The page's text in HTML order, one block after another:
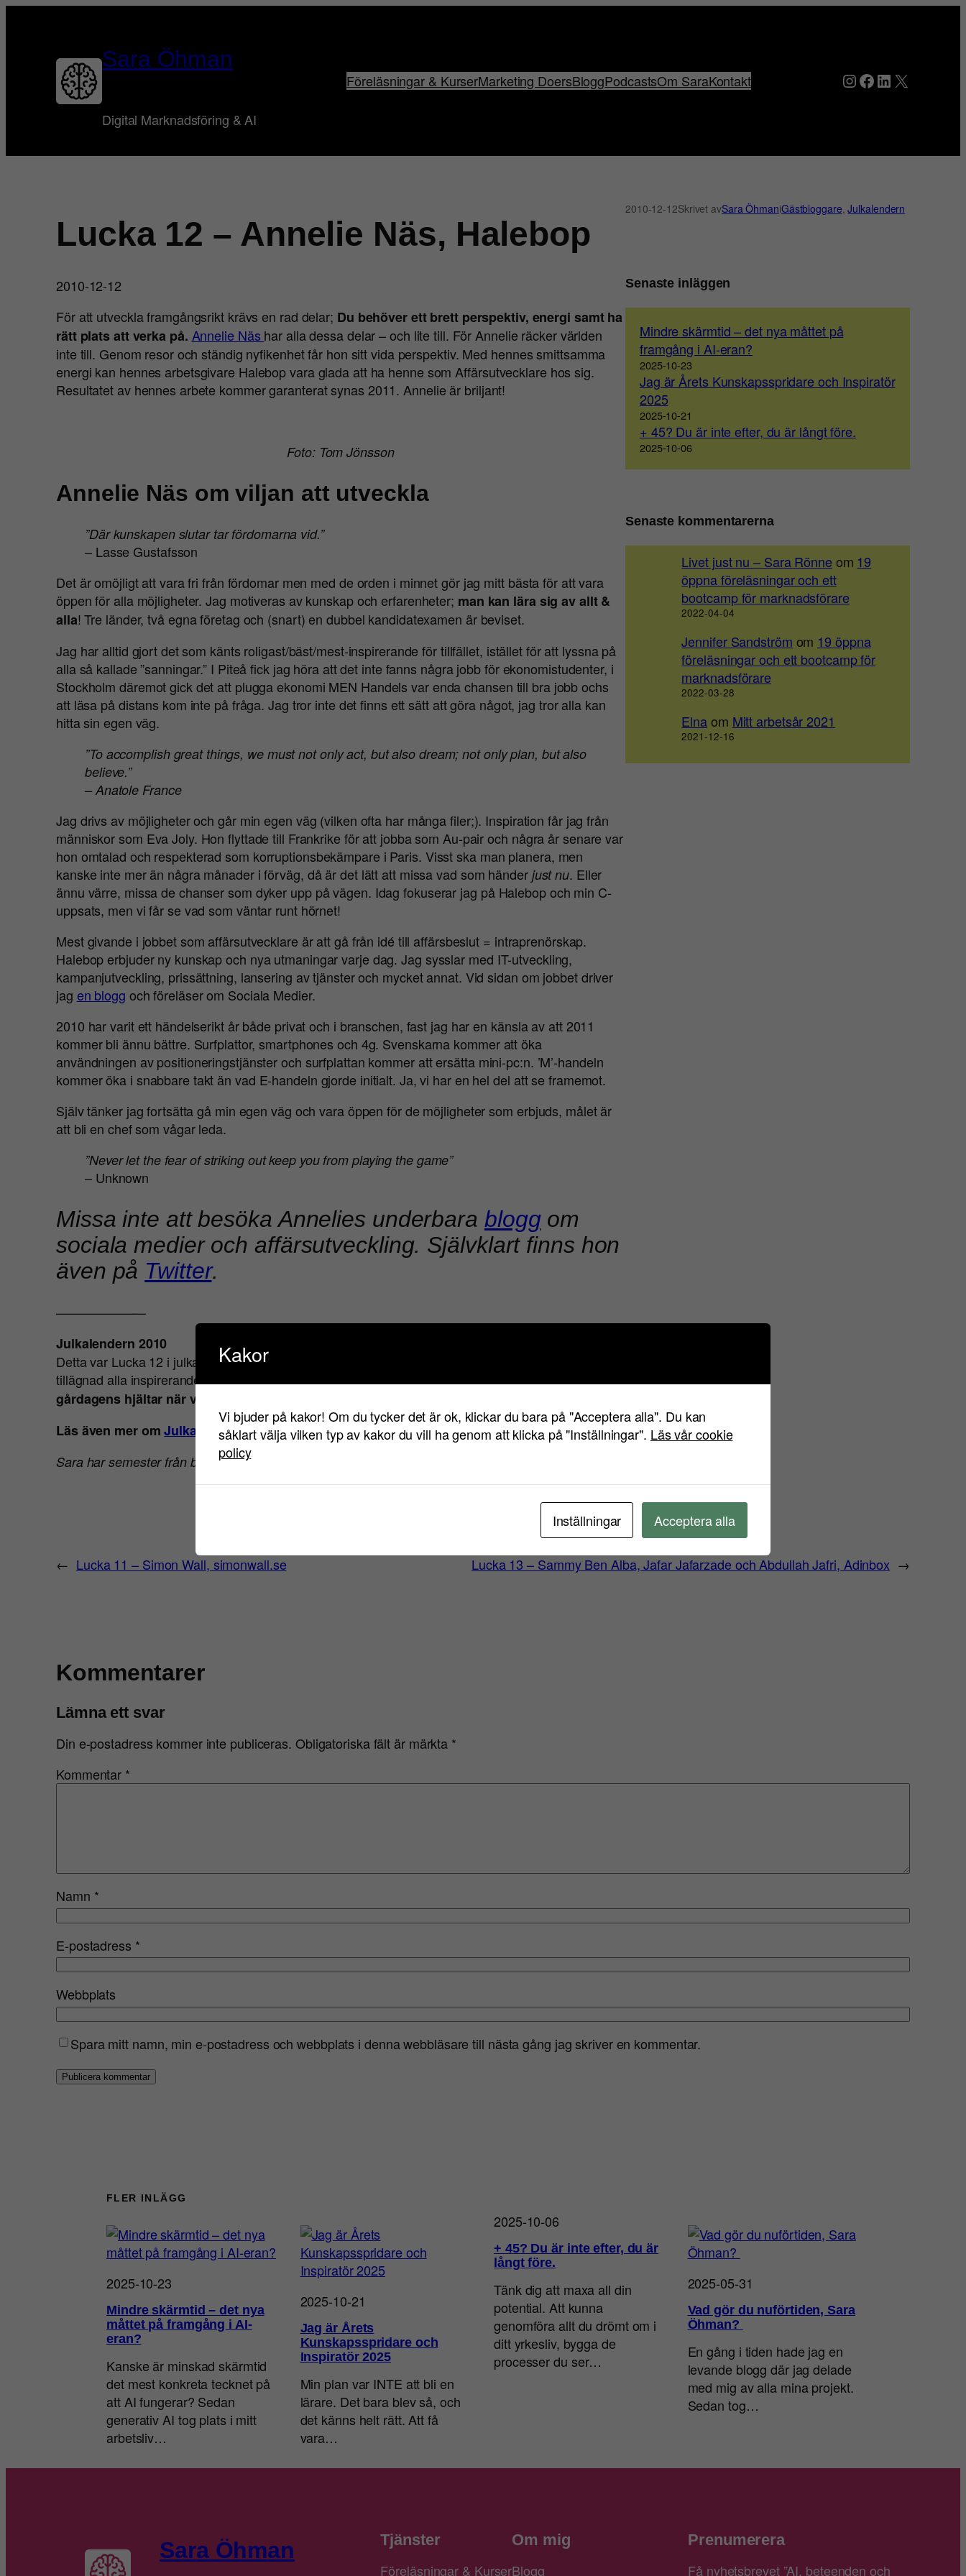
Sara Öhman
Digital Marknadsföring & AI
Föreläsningar & KurserMarketing DoersBloggPodcastsOm SaraKontakt Instagram
Facebook
LinkedIn
X
Lucka 12 – Annelie Näs, Halebop
2010-12-12
För att utveckla framgångsrikt krävs en rad delar; Du behöver ett brett perspektiv, energi samt ha
rätt plats att verka på. Annelie Näs har alla dessa delar – och lite till. För Annelie räcker världen
inte till. Genom resor och ständig nyfikenhet får hon sitt vida perspektiv. Med hennes smittsamma
energi kan hennes arbetsgivare Halebop vara glada att ha henne som Affärsutvecklare hos sig.
Resultatet av hennes arbete kommer garanterat synas 2011. Annelie är briljant!
Foto: Tom Jönsson
Annelie Näs om viljan att utveckla
”Där kunskapen slutar tar fördomarna vid.”
– Lasse Gustafsson
Det är omöjligt att vara fri från fördomar men med de orden i minnet gör jag mitt bästa för att vara
öppen för alla möjligheter. Jag motiveras av kunskap och erfarenheter; man kan lära sig av allt &
alla! Tre länder, två egna företag och (snart) en dubbel kandidatexamen är beviset.
Jag har alltid gjort det som känts roligast/bäst/mest-inspirerande för tillfället, istället för att lyssna på
alla så kallade ”sanningar.” I Piteå fick jag höra att det inte fanns några jobb för ekonomistudenter, i
Stockholm däremot gick det att plugga ekonomi MEN Handels var enda chansen till bra jobb ochs
att läsa på distans kom inte på fråga. Jag tror inte det finns ett sätt att göra något, jag tror alla kan
hitta sin egen väg.
”To accomplish great things, we must not only act, but also dream; not only plan, but also
believe.”
– Anatole France
Jag drivs av möjligheter och går min egen väg (vilken ofta har många filer;). Inspiration får jag från
människor som Eva Joly. Hon flyttade till Frankrike för att jobba som Au-pair och några år senare var
hon omtalad och respekterad som korruptionsbekämpare i Paris. Visst ska man planera, men
kanske inte mer än några månader i förväg, då är det lätt att missa vad som händer just nu. Eller
ännu värre, missa de chanser som dyker upp på vägen. Idag fokuserar jag på Halebop och min C-
uppsats, men vi får se vad som väntar runt hörnet!
Mest givande i jobbet som affärsutvecklare är att gå från idé till affärsbeslut = intraprenörskap.
Halebop erbjuder ny kunskap och nya utmaningar varje dag. Jag sysslar med IT-utveckling,
kampanjutveckling, prissättning, lansering av tjänster och mycket annat. Vid sidan om jobbet driver
jag en blogg och föreläser om Sociala Medier.
2010 har varit ett händelserikt år både privat och i branschen, fast jag har en känsla av att 2011
kommer bli ännu bättre. Surfplattor, smartphones och 4g. Svenskarna kommer att öka
användningen av positioneringstjänster och surfplattan kommer att ersätta mini-pc:n. ’M’-handeln
kommer öka i snabbare takt än vad E-handeln gjorde initialt. Ja, vi har en hel del att se framemot.
Själv tänker jag fortsätta gå min egen väg och vara öppen för de möjligheter som erbjuds, målet är
att bli en chef som vågar leda.
”Never let the fear of striking out keep you from playing the game”
– Unknown
Missa inte att besöka Annelies underbara bloggom
sociala medier och affärsutveckling. Självklart finns hon
även på Twitter.
———————
Julkalendern 2010
Detta var Lucka 12 i julkalendern som du kommer kunna följa här i december. Denna julkalender är
tillägnad alla inspirerande rookies som kommer att bli riktiga stjärnskott 2011. Varför diskutera
gårdagens hjältar när vi kan spana in framtiden stjärnor?
Läs även mer omJulkalendern 2009– med temat Entreprenörskap
Sara har semester från bloggande. Följ henne på Twitter (@
2010-12-12Skrivet avSara ÖhmaniGästbloggare, Julkalendern
Senaste inläggen
Mindre skärmtid – det nya måttet på
framgång i AI-eran?
2025-10-23
Jag är Årets Kunskapsspridare och Inspiratör
2025
2025-10-21
+ 45? Du är inte efter, du är långt före.
2025-10-06
Senaste kommentarerna
Livet just nu – Sara Rönne om 19
öppna föreläsningar och ett
bootcamp för marknadsförare
2022-04-04
Jennifer Sandström om 19 öppna
föreläsningar och ett bootcamp för
marknadsförare
2022-03-28
Elnaom Mitt arbetsår 2021
2021-12-16
← Lucka 11 – Simon Wall, simonwall.se Lucka 13 – Sammy Ben Alba, Jafar Jafarzade och Abdullah Jafri, Adinbox →
Kommentarer
Lämna ett svar
Din e-postadress kommer inte publiceras. Obligatoriska fält är märkta *
Kommentar *
Namn *
E-postadress *
Webbplats
Spara mitt namn, min e-postadress och webbplats i denna webbläsare till nästa gång jag skriver en kommentar.
FLER INLÄGG
2025-10-23
Mindre skärmtid – det nya
måttet på framgång i AI-
eran?
Kanske är minskad skärmtid
det mest konkreta tecknet på
att AI fungerar? Sedan
generativ AI tog plats i mitt
arbetsliv…
2025-10-21
Jag är Årets
Kunskapsspridare och
Inspiratör 2025
Min plan var INTE att bli en
lärare. Det bara blev så, och
det känns helt rätt. Att få
vara…
2025-10-06
+ 45? Du är inte efter, du är
långt före.
Tänk dig att maxa all din
potential. Att kunna
genomföra allt du drömt om i
ditt yrkesliv, bygga de
processer du ser…
2025-05-31
Vad gör du nuförtiden, Sara
Öhman?
En gång i tiden hade jag en
levande blogg där jag delade
med mig av alla mina projekt.
Sedan tog…
Sara Öhman Tjänster
Föreläsningar & Kurser
Om mig
Blogg
Prenumerera
Få nyhetsbrevet ”AI, beteenden och
Kakor
Vi bjuder på kakor! Om du tycker det är ok, klickar du bara på "Acceptera alla". Du kan
såklart välja vilken typ av kakor du vill ha genom att klicka på "Inställningar". Läs vår cookie
policy
Inställningar Acceptera alla